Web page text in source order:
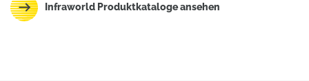
Infraworld Produktkataloge ansehen